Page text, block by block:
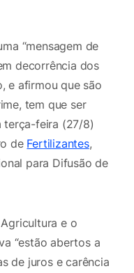
“mensagem de
decorrência dos
e afirmou que são
tem que ser
terça-feira (27/8)
de Fertilizantes,
para Difusão de
e o
“estão abertos a
de juros e carência